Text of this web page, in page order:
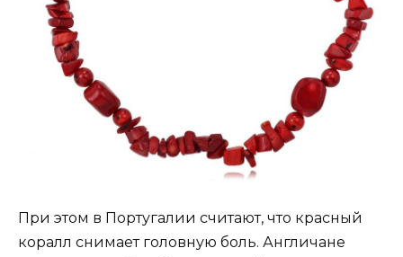
При этом в Португалии считают, что красный
коралл снимает головную боль. Англичане